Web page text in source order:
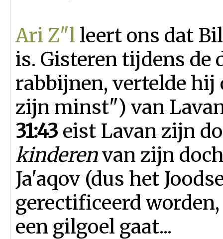
Ari Z"l leert ons dat
is. Gisteren tijdens de
rabbijnen, vertelde
zijn minst") van
31:43 eist Lavan zijn
kinderenvan zijn
Ja'aqov (dus het
gerectificeerd
een gilgoel gaat...